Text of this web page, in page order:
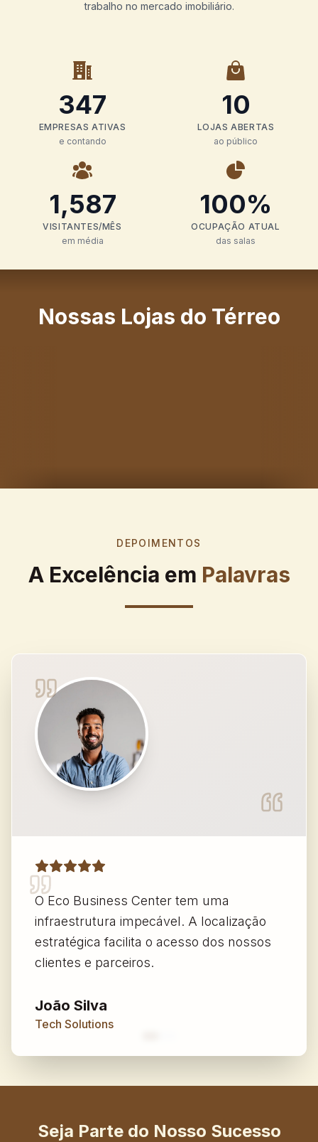
trabalho no mercado imobiliário.
347
EMPRESAS ATIVAS
e contando
10
LOJAS ABERTAS
ao público
1,587
VISITANTES/MÊS
em média
100%
OCUPAÇÃO ATUAL
das salas
Nossas Lojas do Térreo
DEPOIMENTOS
A Excelência em Palavras
O Eco Business Center tem uma
infraestrutura impecável. A localização
estratégica facilita o acesso dos nossos
clientes e parceiros.
João Silva
Tech Solutions
Seja Parte do Nosso Sucesso